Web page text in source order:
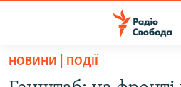
Перейти
РАДІО СВОБОДА – 70 РОКІВ
НОВИНИ | ПОДІЇ